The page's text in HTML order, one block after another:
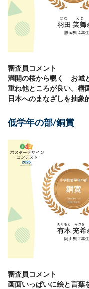
審査員コメント
満開の桜から覗く お城
重ね他ところが良い。構
日本へのまなざしを抽象
低学年の部/銅賞
審査員コメント
画面いっぱいに絵と言葉